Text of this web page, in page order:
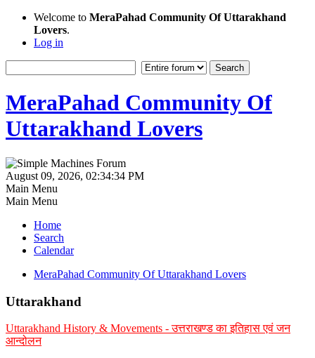
Welcome to MeraPahad Community Of Uttarakhand
Lovers.
Log in
MeraPahad Community Of
Uttarakhand Lovers
August 09, 2026, 02:34:34 PM
Main Menu
Main Menu
Home
Search
Calendar
MeraPahad Community Of Uttarakhand Lovers
Uttarakhand
Uttarakhand History & Movements - उत्तराखण्ड का इतिहास एवं जन
आन्दोलन